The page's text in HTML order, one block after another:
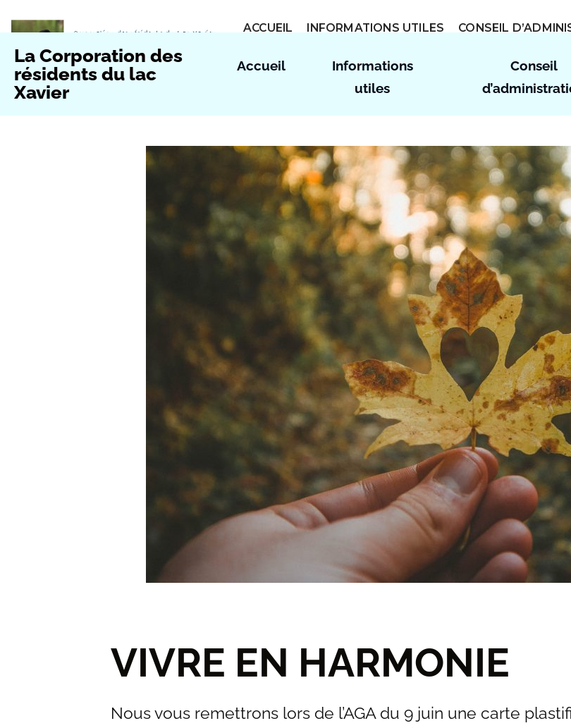
au
contenu
ACCUEIL INFORMATIONS UTILES CONSEIL
La Corporation des
résidents du lac
Xavier
Accueil
Informations
utiles
Conseil
VIVRE EN HARMONIE
Nous vous remettrons lors de l’AGA du 9 juin une carte